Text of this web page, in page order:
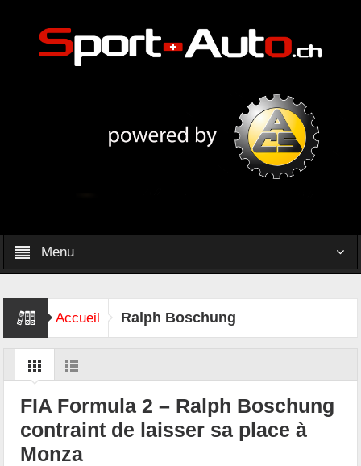
Menu
Accueil Ralph Boschung
FIA Formula 2 – Ralph Boschung
contraint de laisser sa place à
Monza